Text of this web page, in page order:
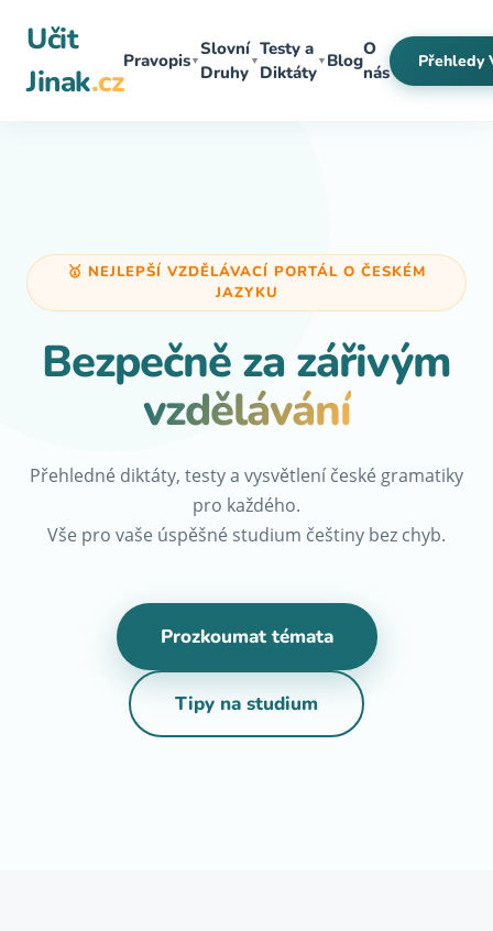
obsah
Učit
Jinak.cz
Pravopis▼
Slovní
Druhy
▼
Testy a
Diktáty
▼ Blog
O
nás
Přehledy
🥇 NEJLEPŠÍ VZDĚLÁVACÍ PORTÁL O ČESKÉM
JAZYKU
Bezpečně za zářivým
vzdělávání
Přehledné diktáty, testy a vysvětlení české gramatiky
pro každého.
Vše pro vaše úspěšné studium češtiny bez chyb.
Prozkoumat témata
Tipy na studium